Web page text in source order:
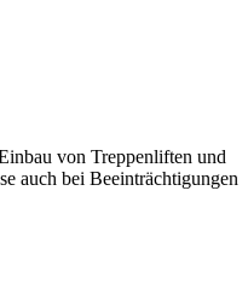
von Treppenliften und
auch bei Beeinträchtigungen